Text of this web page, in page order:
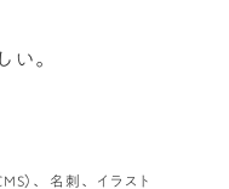
。
） 名刺 イラスト